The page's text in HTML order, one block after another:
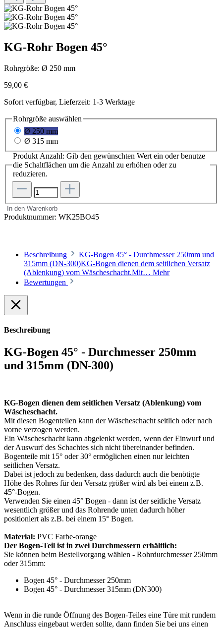
KG-Rohr Bogen 45°
Rohrgröße: Ø 250 mm
59,00 €
Sofort verfügbar, Lieferzeit: 1-3 Werktage
Rohrgröße auswählen
Ø 250 mm
Ø 315 mm
Produkt Anzahl: Gib den gewünschten Wert ein oder benutze
die Schaltflächen um die Anzahl zu erhöhen oder zu
reduzieren.
In den Warenkorb
Produktnummer: WK25BO45
Beschreibung
KG-Bogen 45° - Durchmesser 250mm und
315mm (DN-300)KG-Bogen dienen dem seitlichen Versatz
(Ablenkung) vom Wäscheschacht.Mit… Mehr
Bewertungen
Beschreibung
KG-Bogen 45° - Durchmesser 250mm
und 315mm (DN-300)
KG-Bogen dienen dem seitlichen Versatz (Ablenkung) vom
Wäscheschacht.
Mit diesen Bogenteilen kann der Wäscheschacht seitlich oder nach
vorne verzogen werden.
Ein Wäscheschacht kann abgelenkt werden, wenn der Einwurf und
der Auswurf des Schachtes sich nicht übereinander befinden.
Bogenteile mit 15° oder 30° ermöglichen einen nur leichten
seitlichen Versatz.
Dabei ist jedoch zu bedenken, dass dadurch auch die benötigte
Höhe des Rohres für den Versatz größer wird als bei einem z.B.
45°-Bogen.
Verwenden Sie einen 45° Bogen - dann ist der seitliche Versatz
wesentlich größer und das Rohrende unten dadurch höher
positioniert als z.B. bei einem 15° Bogen.
Material: PVC Farbe-orange
Der Bogen-Teil ist in zwei Durchmessern erhältlich:
Sie können beim Bestellvorgang wählen - Rohrdurchmesser 250mm
oder 315mm:
Bogen 45° - Durchmesser 250mm
Bogen 45° - Durchmesser 315mm (DN300)
Wenn in die runde Öffnung des Bogen-Teiles eine Türe mit rundem
Anschluss eingebaut werden sollte, dann finden Sie bei uns einen